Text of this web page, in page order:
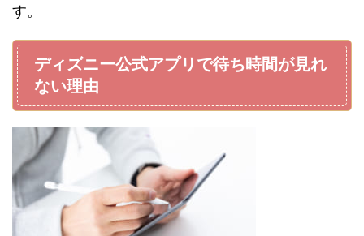
す。
ディズニー公式アプリで待ち時間が見れ
ない理由